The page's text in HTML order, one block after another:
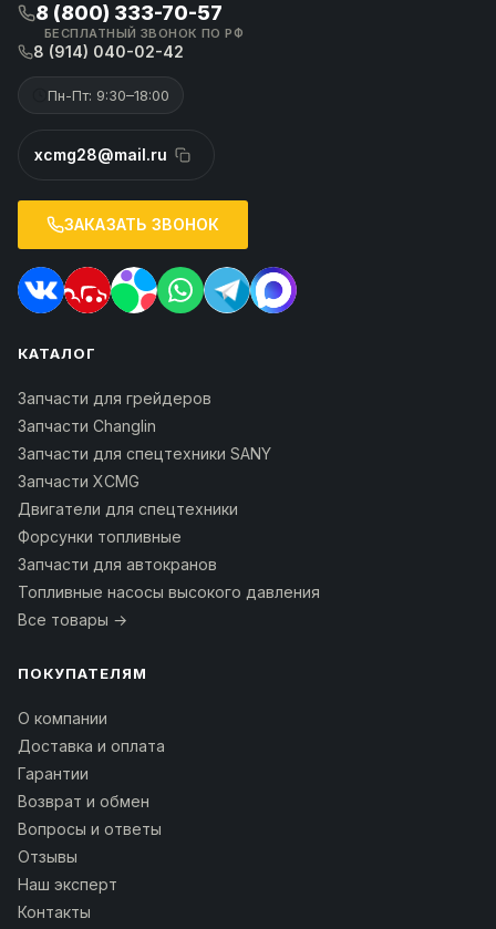
8 (800) 333-70-57
БЕСПЛАТНЫЙ ЗВОНОК ПО РФ
8 (914) 040-02-42
Пн-Пт: 9:30–18:00
xcmg28@mail.ru
ЗАКАЗАТЬ ЗВОНОК
КАТАЛОГ
Запчасти для грейдеров
Запчасти Changlin
Запчасти для спецтехники SANY
Запчасти XCMG
Двигатели для спецтехники
Форсунки топливные
Запчасти для автокранов
Топливные насосы высокого давления
Все товары →
ПОКУПАТЕЛЯМ
О компании
Доставка и оплата
Гарантии
Возврат и обмен
Вопросы и ответы
Отзывы
Наш эксперт
Контакты